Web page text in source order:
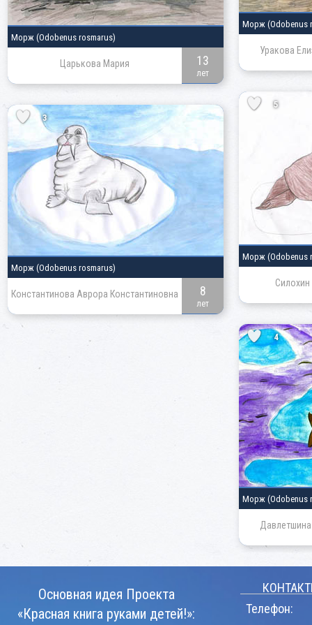
Морж (Odobenus rosmarus)
Царькова Мария 13
лет
Морж (Odobenus
Уракова
5
Морж (Odobenus
Силохин
3
Морж (Odobenus rosmarus)
Константинова Аврора Константиновна 8
лет
4
Морж (Odobenus
Основная идея Проекта
«Красная книга руками детей!»:
Телефон: